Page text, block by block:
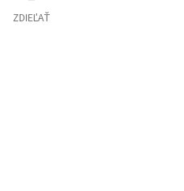
ZDIEĽAŤ